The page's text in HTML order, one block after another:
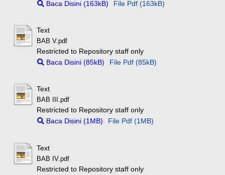
Baca Disini (163kB)
File Pdf (163kB)
Text
BAB V.pdf
Restricted to Repository staff only
Baca Disini (85kB)
File Pdf (85kB)
Text
BAB III.pdf
Restricted to Repository staff only
Baca Disini (1MB)
File Pdf (1MB)
Text
BAB IV.pdf
Restricted to Repository staff only